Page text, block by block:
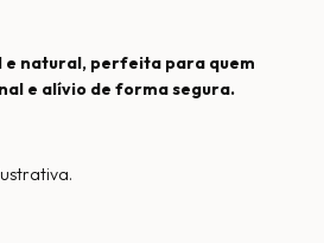
e natural, perfeita para quem
e alívio de forma segura.